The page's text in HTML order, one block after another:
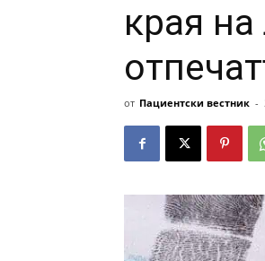
края
от Пациентски вестник -